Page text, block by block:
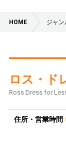
HOME ジャ
ロス・ド
Ross Dress for
住所・営業時間